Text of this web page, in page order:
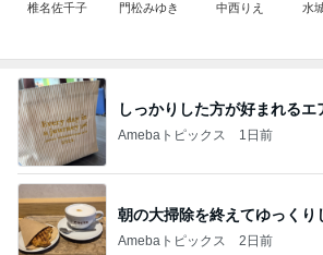
椎名佐千子 門松みゆき 中西りえ 水
しっかりした方が好まれるエ
Amebaトピックス 1日前
朝の大掃除を終えてゆっくり
Amebaトピックス 2日前